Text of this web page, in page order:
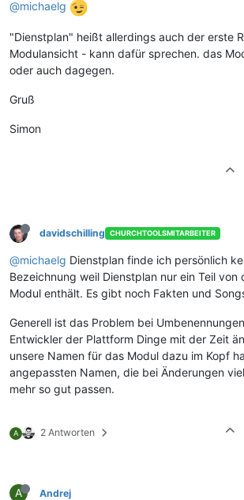
@michaelg
"Dienstplan" heißt allerdings auch der erste
Modulansicht - kann dafür sprechen. das
oder auch dagegen.
Gruß
Simon
davidschilling CHURCHTOOLSMITARBEITER
@michaelg Dienstplan finde ich persönlich
Bezeichnung weil Dienstplan nur ein Teil von
Modul enthält. Es gibt noch Fakten und
Generell ist das Problem bei
Entwickler der Plattform Dinge mit der Zeit
unsere Namen für das Modul dazu im Kopf
angepassten Namen, die bei Änderungen
mehr so gut passen.
A 2 Antworten
A Andrej